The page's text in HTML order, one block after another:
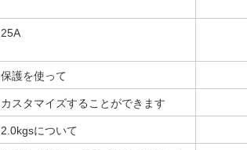
25A
保護を使って
カスタマイズすることができます
2.0kgsについて